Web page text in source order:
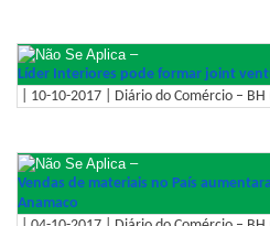
–
Líder Interiores pode formar joint
| 10-10-2017 | Diário do Comércio –
–
Vendas de materiais no País
Anamaco